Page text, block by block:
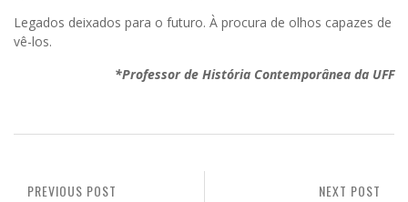
Legados deixados para o futuro. À procura de olhos capazes de
vê-los.
*Professor de História Contemporânea da UFF
NEXT POST
PREVIOUS POST